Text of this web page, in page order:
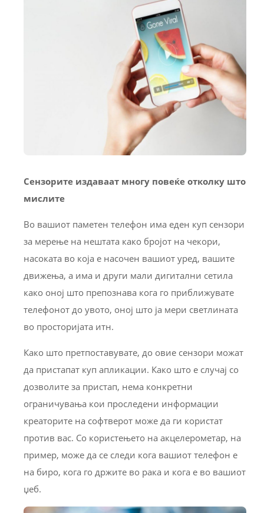
Сензорите издаваат многу повеќе отколку што
мислите
Во вашиот паметен телефон има еден куп сензори
за мерење на нештата како бројот на чекори,
насоката во која е насочен вашиот уред, вашите
движења, а има и други мали дигитални сетила
како оној што препознава кога го приближувате
телефонот до увото, оној што ја мери светлината
во просторијата итн.
Како што претпоставувате, до овие сензори можат
да пристапат куп апликации. Како што е случај со
дозволите за пристап, нема конкретни
ограничувања кои проследени информации
креаторите на софтверот може да ги користат
против вас. Со користењето на акцелерометар, на
пример, може да се следи кога вашиот телефон е
на биро, кога го држите во рака и кога е во вашиот
џеб.